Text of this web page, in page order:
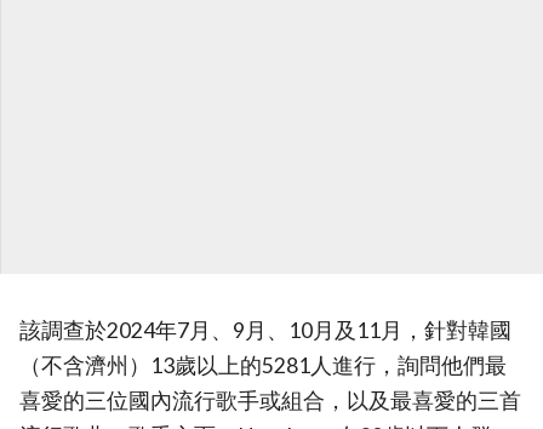
該調查於2024年7月、9月、10月及11月，針對韓國
（不含濟州）13歲以上的5281人進行，詢問他們最
喜愛的三位國內流行歌手或組合，以及最喜愛的三首